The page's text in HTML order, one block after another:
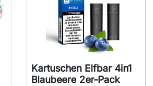
Kartuschen Elfbar 4in1
Blaubeere 2er-Pack